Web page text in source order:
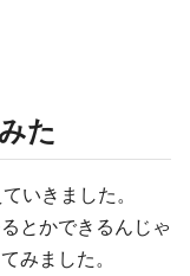
た
いきました。
とかできるんじゃ
みました。